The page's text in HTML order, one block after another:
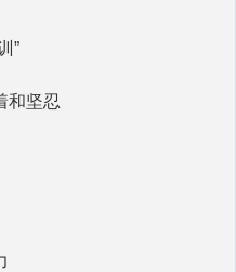
”
和坚忍